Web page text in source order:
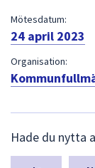
Mötesdatum:
24 april 2023
Organisation:
ä
m
Hade du nytta